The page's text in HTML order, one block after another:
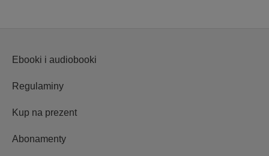
Ebooki i audiobooki
Regulaminy
Kup na prezent
Abonamenty